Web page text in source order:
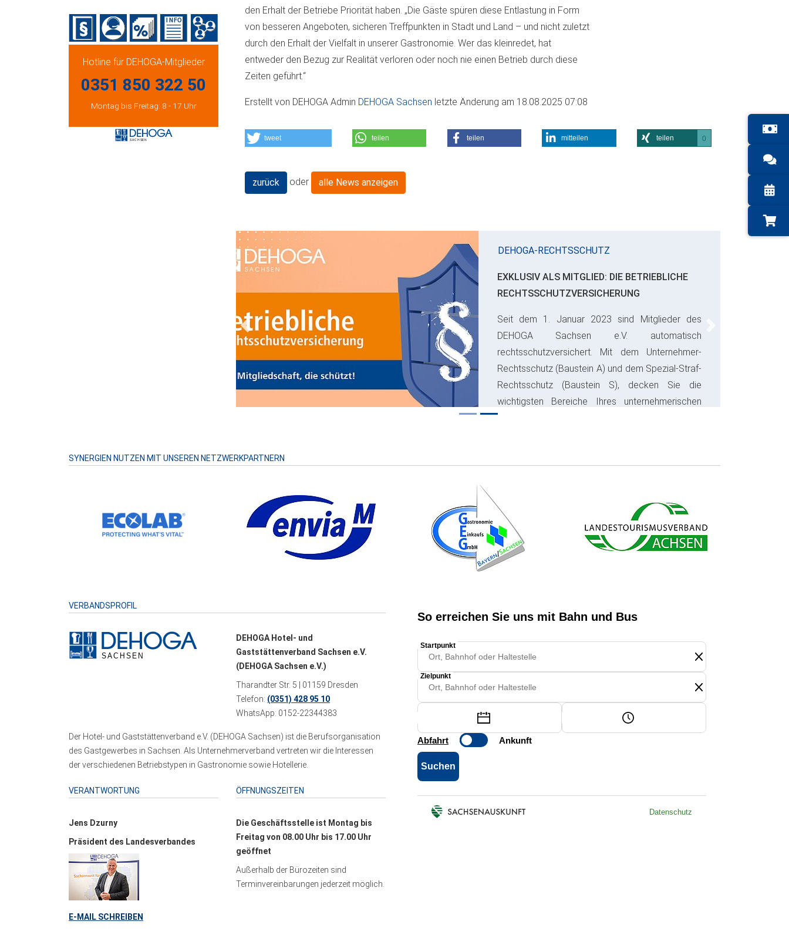
Hotline für DEHOGA-Mitglieder
0351 850 322 50
Montag bis Freitag: 8 - 17 Uhr
den Erhalt der Betriebe Priorität haben. „Die Gäste spüren diese Entlastung in Form
von besseren Angeboten, sicheren Treffpunkten in Stadt und Land – und nicht zuletzt
durch den Erhalt der Vielfalt in unserer Gastronomie. Wer das kleinredet, hat
entweder den Bezug zur Realität verloren oder noch nie einen Betrieb durch diese
Zeiten geführt.“
Erstellt von DEHOGA Admin DEHOGA Sachsen letzte Änderung am 18.08.2025 07:08
tweet teilen teilen mitteilen teilen 0
zurück oder alle News anzeigen
DEHOGA-RECHTSSCHUTZ
EXKLUSIV ALS MITGLIED: DIE BETRIEBLICHE
RECHTSSCHUTZVERSICHERUNG
Seit dem 1. Januar 2023 sind Mitglieder des
DEHOGA Sachsen e.V. automatisch
rechtsschutzversichert. Mit dem Unternehmer-
Rechtsschutz (Baustein A) und dem Spezial-Straf-
Rechtsschutz (Baustein S), decken Sie die
wichtigsten Bereiche Ihres unternehmerischen
Risikos ab und sparen bares Geld.
Previous
SYNERGIEN NUTZEN MIT UNSEREN NETZWERKPARTNERN
VERBANDSPROFIL
DEHOGA Hotel- und
Gaststättenverband Sachsen e.V.
(DEHOGA Sachsen e.V.)
Tharandter Str. 5 | 01159 Dresden
Telefon: (0351) 428 95 10
WhatsApp: 0152-22344383
Der Hotel- und Gaststättenverband e.V. (DEHOGA Sachsen) ist die Berufsorganisation
des Gastgewerbes in Sachsen. Als Unternehmerverband vertreten wir die Interessen
der verschiedenen Betriebstypen in Gastronomie sowie Hotellerie.
VERANTWORTUNG
Jens Dzurny
Präsident des Landesverbandes
E-MAIL SCHREIBEN
ÖFFNUNGSZEITEN
Die Geschäftsstelle ist Montag bis
Freitag von 08.00 Uhr bis 17.00 Uhr
geöffnet
Außerhalb der Bürozeiten sind
Terminvereinbarungen jederzeit möglich.